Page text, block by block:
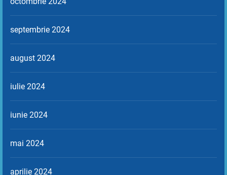
septembrie 2024
august 2024
iulie 2024
iunie 2024
mai 2024
aprilie 2024